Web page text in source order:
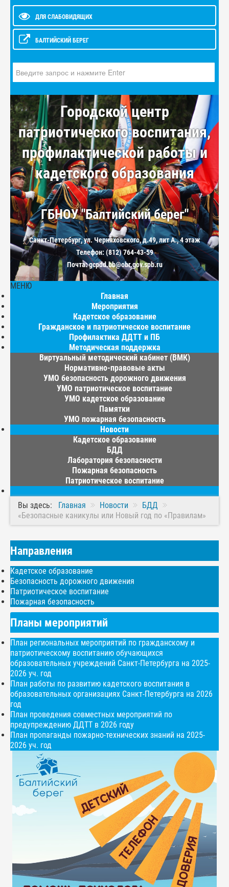
ДЛЯ СЛАБОВИДЯЩИХ
БАЛТИЙСКИЙ БЕРЕГ
Городской центр
патриотического воспитания,
профилактической работы и
кадетского образования
ГБНОУ "Балтийский берег"
Санкт-Петербург, ул. Черняховского, д.49, лит А., 4 этаж
Телефон: (812) 764-43-59
Почта: gcpdd.bb@obr.gov.spb.ru
МЕНЮ
Главная
Мероприятия
Кадетское образование
Гражданское и патриотическое воспитание
Профилактика ДДТТ и ПБ
Методическая поддержка
Виртуальный методический кабинет (ВМК)
Нормативно-правовые акты
УМО безопасность дорожного движения
УМО патриотическое воспитание
УМО кадетское образование
Памятки
УМО пожарная безопасность
Новости
Кадетское образование
БДД
Лаборатория безопасности
Пожарная безопасность
Патриотическое воспитание
Вы здесь: Главная Новости
БДД
«Безопасные каникулы или Новый год по «Правилам»
Направления
Кадетское образование
Безопасность дорожного движения
Патриотическое воспитание
Пожарная безопасность
Планы мероприятий
План региональных мероприятий по гражданскому и
патриотическому воспитанию обучающихся
образовательных учреждений Санкт-Петербурга на 2025-
2026 уч. год
План работы по развитию кадетского воспитания в
образовательных организациях Санкт-Петербурга на 2026
год
План проведения совместных мероприятий по
предупреждению ДДТТ в 2026 году
План пропаганды пожарно-технических знаний на 2025-
2026 уч. год